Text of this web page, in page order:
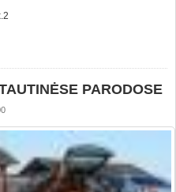
PARODOSE